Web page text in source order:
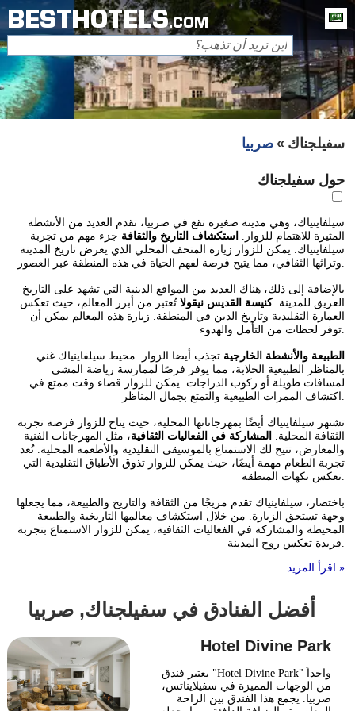
BESTHOTELS.COM
سفيلجناك صربيا
حول سفيلجناك
سيلفاينياك، وهي مدينة صغيرة تقع في صربيا، تقدم العديد من الأنشطة
المثيرة للاهتمام للزوار. استكشاف التاريخ والثقافة جزء مهم من تجربة
سيلفاينياك. يمكن للزوار زيارة المتحف المحلي الذي يعرض تاريخ المدينة
وتراثها الثقافي، مما يتيح فرصة لفهم الحياة في هذه المنطقة عبر العصور.
بالإضافة إلى ذلك، هناك العديد من المواقع الدينية التي تشهد على التاريخ
العريق للمدينة.كنيسة القديس نيقولا تُعتبر من أبرز المعالم، حيث تعكس
العمارة التقليدية وتاريخ الدين في المنطقة. زيارة هذه المعالم يمكن أن
توفر لحظات من التأمل والهدوء.
الطبيعة والأنشطة الخارجية تجذب أيضا الزوار. محيط سيلفاينياك غني
بالمناظر الطبيعية الخلابة، مما يوفر فرصًا لممارسة رياضة المشي
لمسافات طويلة أو ركوب الدراجات. يمكن للزوار قضاء وقت ممتع في
اكتشاف الممرات الطبيعية والتمتع بجمال المناظر.
تشتهر سيلفاينياك أيضًا بمهرجاناتها المحلية، حيث يتاح للزوار فرصة تجربة
الثقافة المحلية. المشاركة في الفعاليات الثقافية، مثل المهرجانات الفنية
والمعارض، تتيح لك الاستمتاع بالموسيقى التقليدية والأطعمة المحلية. تُعد
تجربة الطعام مهمة أيضًا، حيث يمكن للزوار تذوق الأطباق التقليدية التي
تعكس نكهات المنطقة.
باختصار، سيلفاينياك تقدم مزيجًا من الثقافة والتاريخ والطبيعة، مما يجعلها
وجهة تستحق الزيارة. من خلال استكشاف معالمها التاريخية والطبيعة
المحيطة والمشاركة في الفعاليات الثقافية، يمكن للزوار الاستمتاع بتجربة
فريدة تعكس روح المدينة.
اقرأ المزيد »
أفضل الفنادق في سفيلجناك, صربيا
Hotel Divine Park
يعتبر فندق "Hotel Divine Park" واحداً
من الوجهات المميزة في سفيلايناتس،
صربيا. يجمع هذا الفندق بين الراحة